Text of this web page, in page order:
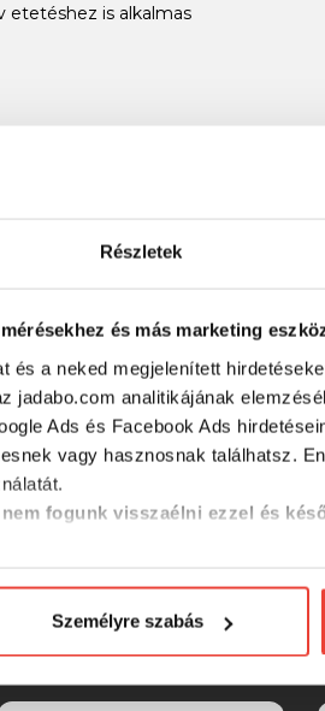
Részletek
és más marketing
és a neked megjelenített
jadabo.com analitikájának
Ads és Facebook Ads
vagy hasznosnak találhatsz.
fogunk visszaélni ezzel és
Személyre szabás
etetéshez is alkalmas
KIVÁLÓAK